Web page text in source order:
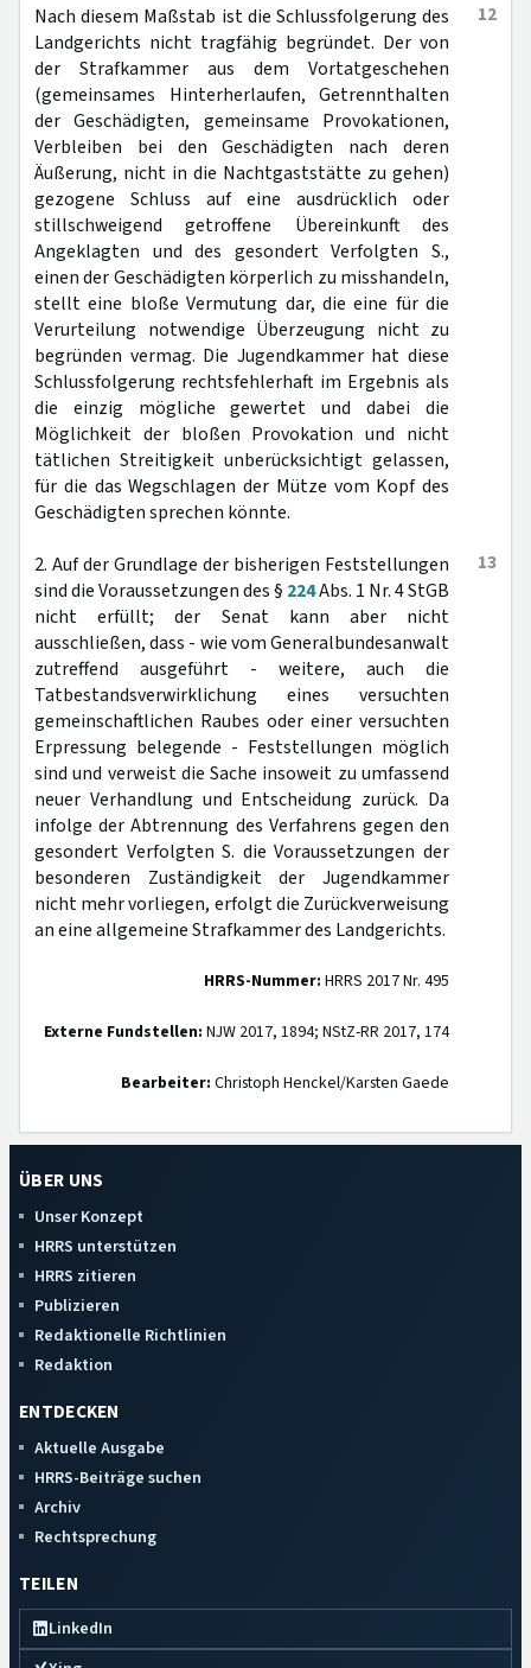
12
Nach diesem Maßstab ist die Schlussfolgerung des
Landgerichts nicht tragfähig begründet. Der von
der Strafkammer aus dem Vortatgeschehen
(gemeinsames Hinterherlaufen, Getrennthalten
der Geschädigten, gemeinsame Provokationen,
Verbleiben bei den Geschädigten nach deren
Äußerung, nicht in die Nachtgaststätte zu gehen)
gezogene Schluss auf eine ausdrücklich oder
stillschweigend getroffene Übereinkunft des
Angeklagten und des gesondert Verfolgten S.,
einen der Geschädigten körperlich zu misshandeln,
stellt eine bloße Vermutung dar, die eine für die
Verurteilung notwendige Überzeugung nicht zu
begründen vermag. Die Jugendkammer hat diese
Schlussfolgerung rechtsfehlerhaft im Ergebnis als
die einzig mögliche gewertet und dabei die
Möglichkeit der bloßen Provokation und nicht
tätlichen Streitigkeit unberücksichtigt gelassen,
für die das Wegschlagen der Mütze vom Kopf des
Geschädigten sprechen könnte.
13
2. Auf der Grundlage der bisherigen Feststellungen
sind die Voraussetzungen des § 224Abs. 1 Nr. 4 StGB
nicht erfüllt; der Senat kann aber nicht
ausschließen, dass - wie vom Generalbundesanwalt
zutreffend ausgeführt - weitere, auch die
Tatbestandsverwirklichung eines versuchten
gemeinschaftlichen Raubes oder einer versuchten
Erpressung belegende - Feststellungen möglich
sind und verweist die Sache insoweit zu umfassend
neuer Verhandlung und Entscheidung zurück. Da
infolge der Abtrennung des Verfahrens gegen den
gesondert Verfolgten S. die Voraussetzungen der
besonderen Zuständigkeit der Jugendkammer
nicht mehr vorliegen, erfolgt die Zurückverweisung
an eine allgemeine Strafkammer des Landgerichts.
HRRS-Nummer: HRRS 2017 Nr. 495
Externe Fundstellen: NJW 2017, 1894; NStZ-RR 2017, 174
Bearbeiter: Christoph Henckel/Karsten Gaede
ÜBER UNS
Unser Konzept
HRRS unterstützen
HRRS zitieren
Publizieren
Redaktionelle Richtlinien
Redaktion
ENTDECKEN
Aktuelle Ausgabe
HRRS-Beiträge suchen
Archiv
Rechtsprechung
TEILEN
LinkedIn